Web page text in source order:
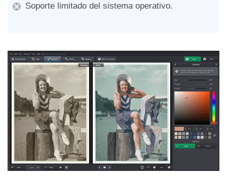
Soporte limitado del sistema operativo.